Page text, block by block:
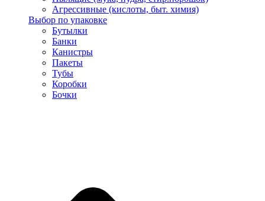
Агрессивные (кислоты, быт. химия)
Выбор по упаковке
Бутылки
Банки
Канистры
Пакеты
Тубы
Коробки
Бочки